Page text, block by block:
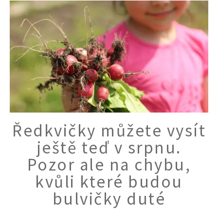
Ředkvičky můžete vysít
ještě teď v srpnu.
Pozor ale na chybu,
kvůli které budou
bulvičky duté